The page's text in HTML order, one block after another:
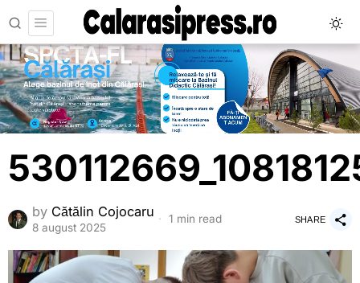
by Cătălin Cojocaru
8 august 2025
1 min read SHARE